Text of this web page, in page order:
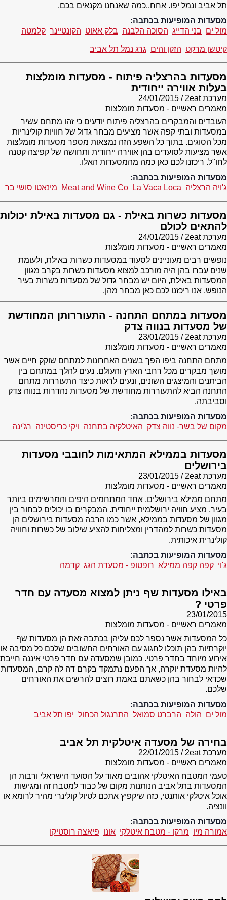
תל אביב ונמל יפו. אחח..כמה שאנחנו מקנאים בכם.
מסעדות המופיעות בכתבה:
מול ים בני הדייג הסוכה הלבנה בלק אאוט הקונטיינר קלמטה
קיטשן מרקט הזקן והים גרג נמל תל אביב
מסעדות בהרצליה פיתוח - מסעדות מומלצות
בעלות אווירה ייחודית
מערכת 2eat
24/01/2015
מאמרים ראשיים - מסעדות מומלצות
העובדים והמבקרים בהרצליה פיתוח יודעים כי זהו מתחם עשיר
במסעדות ובתי קפה אשר מציעים מבחר גדול של חוויות קולינריות
מכל הסוגים. בתוך כל השפע הזה נמצאות מספר מסעדות מומלצות
אשר מציעות לסועדים בהן אווירה ייחודית ותחושה של קפיצה קטנה
לחו"ל. ריכזנו לכם כאן כמה מהמסעדות האלו.
מסעדות המופיעות בכתבה:
ג'ויה הרצליה La Vaca Loca
Meat and Wine Co מינאטו סושי בר
מסעדות כשרות באילת - גם מסעדות באילת יכולות
להתאים לכולם
מערכת 2eat
24/01/2015
מאמרים ראשיים - מסעדות מומלצות
נופשים רבים מעוניינים לסעוד במסעדות כשרות באילת, ולעומת
שנים עברו בהן היה מורכב למצוא מסעדות כשרות בקרב מגוון
המסעדות באילת, היום יש מבחר גדול של מסעדות כשרות בעיר
הנופש, אנו ריכזנו לכם כאן מבחר מהן.
מסעדות במתחם התחנה - התעוררותן המחודשת
של מסעדות בנווה צדק
מערכת 2eat
23/01/2015
מאמרים ראשיים - מסעדות מומלצות
מתחם התחנה ביפו הפך בשנים האחרונות למתחם שוקק חיים אשר
מושך מבקרים מכל רחבי הארץ והעולם. נעים להלך במתחם בין
הביתנים והמיצגים השונים, ונעים לראות כיצד התעוררות מתחם
התחנה הביא להתעוררות מחודשת של מסעדות נהדרות בנווה צדק
וסביבתה.
מסעדות המופיעות בכתבה:
מקום של בשר- נווה צדק האיטלקיה בתחנה ויקי כריסטינה רג'ינה
מסעדות בממילא המתאימות לחובבי מסעדות
בירושלים
מערכת 2eat
23/01/2015
מאמרים ראשיים - מסעדות מומלצות
מתחם ממילא בירושלים, אחד המתחמים היפים והמרשימים ביותר
בעיר, מציע חוויה ירושלמית ייחודית. המבקרים בו יכולים לבחור בין
מגוון של מסעדות בממילא, אשר כמו הרבה מסעדות בירושלים הן
מסעדות כשרות למהדרין ומצליחות להציע שילוב של כשרות וחוויה
קולינרית איכותית.
מסעדות המופיעות בכתבה:
ג'וי קפה קפה ממילא רופטופ - מסעדת הגג קדמה
באילו מסעדות שף ניתן למצוא מסעדה עם חדר
פרטי ?
23/01/2015
מאמרים ראשיים - מסעדות מומלצות
כל המסעדות אשר נספר לכם עליהן בכתבה זאת הן מסעדות שף
יוקרתיות בהן תוכלו לחגוג עם האורחים החשובים שלכם כל מסיבה או
אירוע מיוחד בחדר פרטי. כמובן שמסעדה עם חדר פרטי איננה חייבת
להיות מסעדת יוקרה, אך הפעם נתמקד בקרם דה לה קרם, המסעדות
שכדאי לבחור בהן כשאתם באמת רוצים להרשים את האורחים
שלכם.
מסעדות המופיעות בכתבה:
מול ים הולה הרברט סמואל התרנגול הכחול יפו תל אביב
בחירה של מסעדה איטלקית תל אביב
מערכת 2eat
22/01/2015
מאמרים ראשיים - מסעדות מומלצות
טעמי המטבח האיטלקי אהובים מאוד על הסועד הישראלי ורבות הן
המסעדות בתל אביב הנותנות מקום של כבוד למטבח זה ומגישות
אוכל איטלקי אותנטי, כזה שיקפיץ אתכם לטיול קולינרי מהיר לרומא או
וונציה.
מסעדות המופיעות בכתבה:
אמורה מיו מרקו - מטבח איטלקי אונו פיאצה רוסטיקו